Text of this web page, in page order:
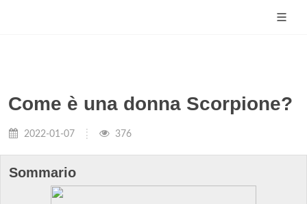
Come è una donna Scorpione?
2022-01-07 376
Sommario